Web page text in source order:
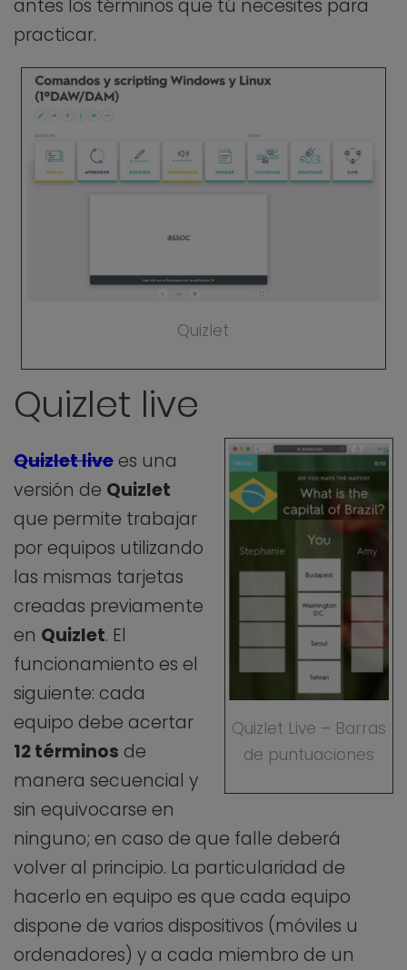
antes los términos que tú necesites para
practicar.
Quizlet
Quizlet live
Quizlet Live – Barras
de puntuaciones
Quizlet livees una
versión de Quizlet
que permite trabajar
por equipos utilizando
las mismas tarjetas
creadas previamente
en Quizlet. El
funcionamiento es el
siguiente: cada
equipo debe acertar
12 términos de
manera secuencial y
sin equivocarse en
ninguno; en caso de que falle deberá
volver al principio. La particularidad de
hacerlo en equipo es que cada equipo
dispone de varios dispositivos (móviles u
ordenadores) y a cada miembro de un